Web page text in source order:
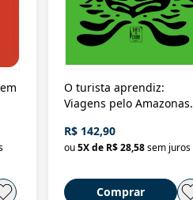
O turista aprendiz:
Viagens pelo Amazonas
até a Bolívia e por Marajó
até dizer chega
R$ 142,90
ou5X de R$ 28,58sem juros
Comprar